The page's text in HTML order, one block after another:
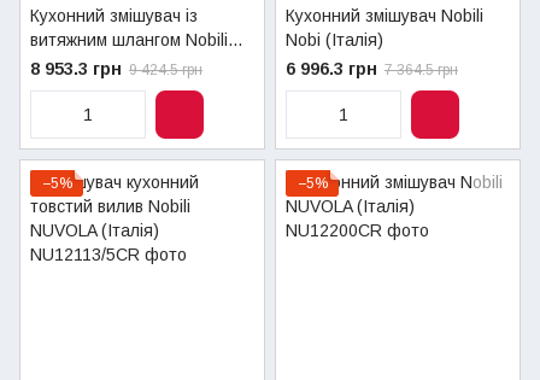
Кухонний змішувач із
витяжним шлангом Nobili
HERA 2005 (Італія)
8 953.3 грн 9 424.5 грн
Кухонний змішувач Nobili
Nobi (Італія)
6 996.3 грн 7 364.5 грн
−5% −5%